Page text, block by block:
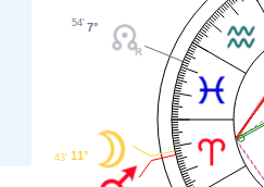
7°
54'
11°
43'